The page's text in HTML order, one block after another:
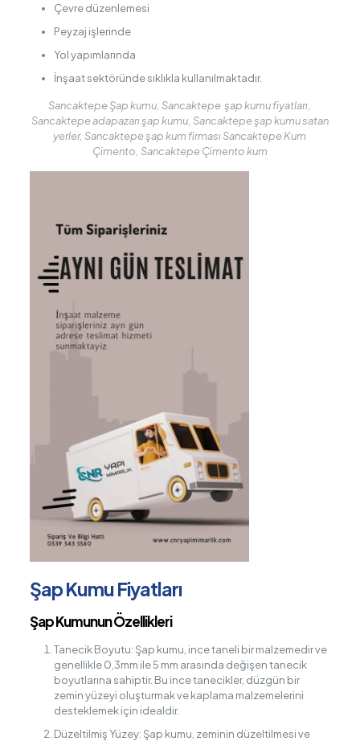
Çevre düzenlemesi
Peyzaj işlerinde
Yol yapımlarında
İnşaat sektöründe sıklıkla kullanılmaktadır.
Sancaktepe Şap kumu, Sancaktepe şap kumu fiyatları,
Sancaktepe adapazarı şap kumu, Sancaktepe şap kumu satan
yerler, Sancaktepe şap kum firması Sancaktepe Kum
Çimento, Sancaktepe Çimento kum
Şap Kumu Fiyatları
Şap Kumunun Özellikleri
Tanecik Boyutu: Şap kumu, ince taneli bir malzemedir ve
genellikle 0,3mm ile 5 mm arasında değişen tanecik
boyutlarına sahiptir. Bu ince tanecikler, düzgün bir
zemin yüzeyi oluşturmak ve kaplama malzemelerini
desteklemek için idealdir.
Düzeltilmiş Yüzey: Şap kumu, zeminin düzeltilmesi ve